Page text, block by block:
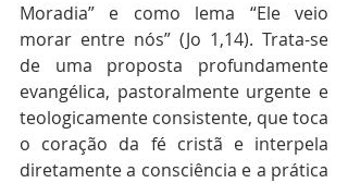
Moradia” e como lema “Ele veio
morar entre nós” (Jo 1,14). Trata-se
de uma proposta profundamente
evangélica, pastoralmente urgente e
teologicamente consistente, que toca
o coração da fé cristã e interpela
diretamente a consciência e a prática